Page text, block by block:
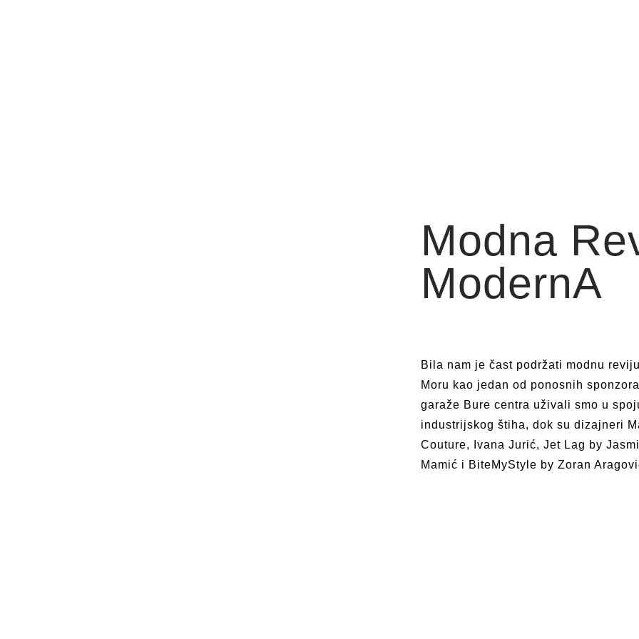
Modna
ModernA
Bila nam je čast podržati modnu
Moru kao jedan od ponosnih
garaže Bure centra uživali smo u
industrijskog štiha, dok su dizajneri
Couture, Ivana Jurić, Jet Lag by
Mamić i BiteMyStyle by Zoran